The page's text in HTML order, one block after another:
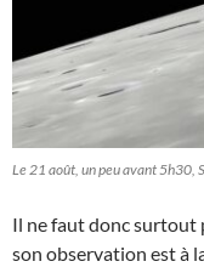
Le 21 août, un peu avant 5h30,
Il ne faut donc surtout
son observation est à